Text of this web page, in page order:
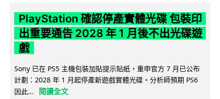
PlayStation 確認停產實體光碟 包裝印
出重要通告 2028 年 1 月後不出光碟遊
戲
Sony 已在 PS5 主機包裝加貼提示貼紙，重申官方 7 月已公布
計劃：2028 年 1 月起停產新遊戲實體光碟。分析師預期 PS6
因此...
閱讀全文